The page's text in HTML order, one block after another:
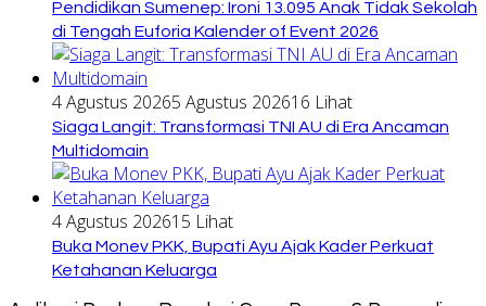
Pendidikan Sumenep: Ironi 13.095 Anak Tidak Sekolah
di Tengah Euforia Kalender of Event 2026
4 Agustus 20265 Agustus 202616 Lihat
Siaga Langit: Transformasi TNI AU di Era Ancaman
Multidomain
4 Agustus 202615 Lihat
Buka Monev PKK, Bupati Ayu Ajak Kader Perkuat
Ketahanan Keluarga